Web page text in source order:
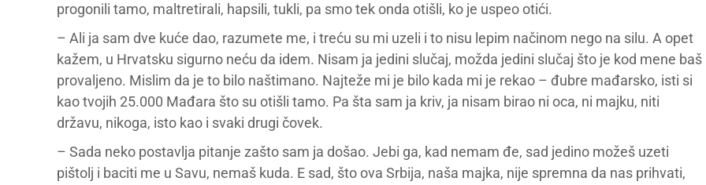
progonili tamo, maltretirali, hapsili, tukli, pa smo tek onda otišli, ko je uspeo otići.
– Ali ja sam dve kuće dao, razumete me, i treću su mi uzeli i to nisu lepim načinom nego na silu. A opet
kažem, u Hrvatsku sigurno neću da idem. Nisam ja jedini slučaj, možda jedini slučaj što je kod mene baš
provaljeno. Mislim da je to bilo naštimano. Najteže mi je bilo kada mi je rekao – đubre mađarsko, isti si
kao tvojih 25.000 Mađara što su otišli tamo. Pa šta sam ja kriv, ja nisam birao ni oca, ni majku, niti
državu, nikoga, isto kao i svaki drugi čovek.
– Sada neko postavlja pitanje zašto sam ja došao. Jebi ga, kad nemam đe, sad jedino možeš uzeti
pištolj i baciti me u Savu, nemaš kuda. E sad, što ova Srbija, naša majka, nije spremna da nas prihvati,